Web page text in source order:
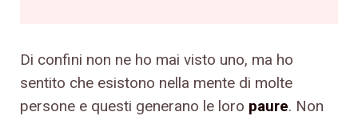
Di confini non ne ho mai visto uno, ma ho
sentito che esistono nella mente di molte
persone e questi generano le loro paure. Non